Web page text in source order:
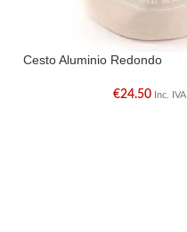
Cesto Aluminio Redondo
€24.50 Inc. IVA